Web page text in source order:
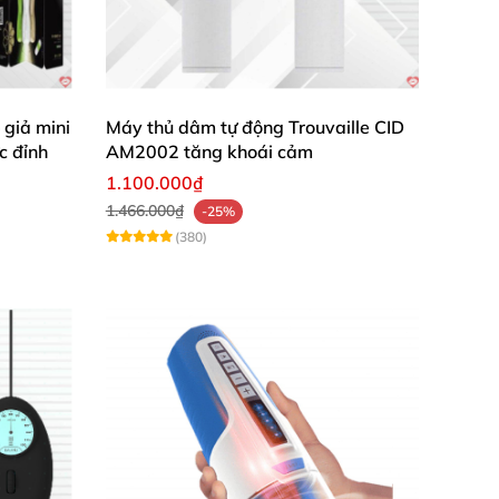
giới thỏa mãnđược nhu cầu tình dục,
một sản phẩm chất lượng độc đáo
giả mini
đỉnh
Máy thủ dâm tự động Trouvaille CID
AM2002 tăng khoái cảm
1.100.000₫
1.466.000₫
-25%
(380)